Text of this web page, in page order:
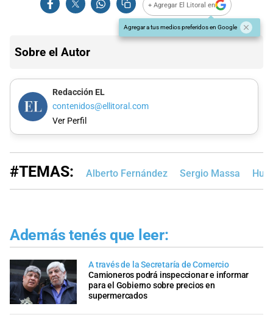
+ Agregar El Litoral en
Agregar a tus medios preferidos en Google
Sobre el Autor
Redacción EL
contenidos@ellitoral.com
Ver Perfil
#TEMAS: Alberto Fernández Sergio Massa
Además tenés que leer:
A través de la Secretaría de Comercio
Camioneros podrá inspeccionar e informar
para el Gobierno sobre precios en
supermercados